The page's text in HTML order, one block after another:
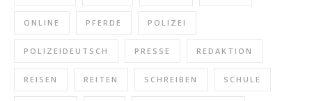
ONLINE PFERDE POLIZEI
POLIZEIDEUTSCH PRESSE REDAKTION
REISEN REITEN SCHREIBEN SCHULE